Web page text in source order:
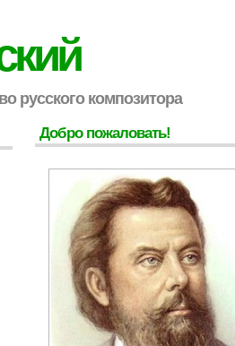
русского композитора
Добро пожаловать!